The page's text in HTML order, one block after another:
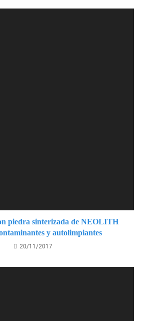
piedra sinterizada de NEOLITH
y autolimpiantes
20/11/2017